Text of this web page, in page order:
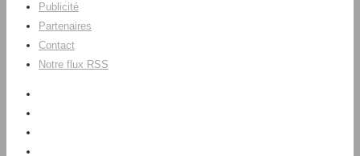
Publicité
Partenaires
Contact
Notre flux RSS